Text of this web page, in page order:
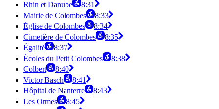
Rhin et Danube
8:31
Mairie de Colombes
8:33
Église de Colombes
8:34
Cimetière de Colombes
8:35
Égalité
8:37
Écoles du Petit Colombes
8:38
Colbert
8:40
Victor Basch
8:41
Hôpital de Nanterre
8:43
Les Ormes
8:45